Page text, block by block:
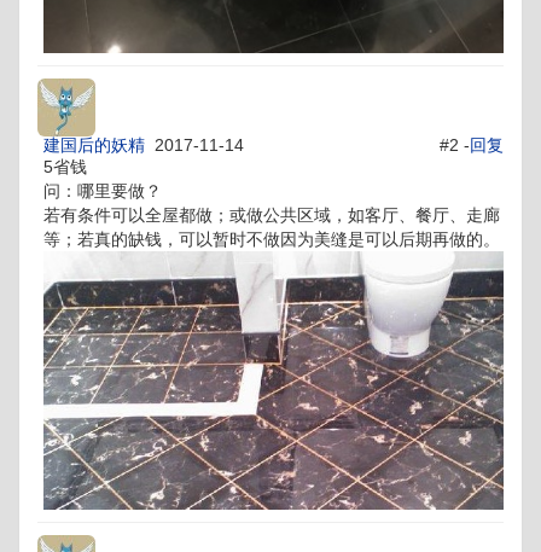
建国后的妖精 2017-11-14 #2 -回复
5省钱
问：哪里要做？
若有条件可以全屋都做；或做公共区域，如客厅、餐厅、走廊
等；若真的缺钱，可以暂时不做因为美缝是可以后期再做的。